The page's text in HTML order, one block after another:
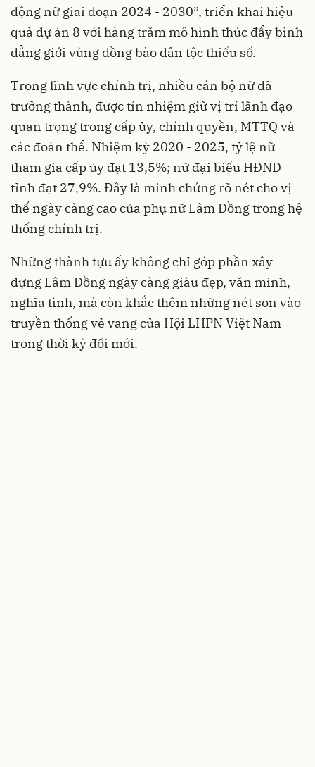
động nữ giai đoạn 2024 - 2030”, triển khai hiệu
quả dự án 8 với hàng trăm mô hình thúc đẩy bình
đẳng giới vùng đồng bào dân tộc thiểu số.
Trong lĩnh vực chính trị, nhiều cán bộ nữ đã
trưởng thành, được tín nhiệm giữ vị trí lãnh đạo
quan trọng trong cấp ủy, chính quyền, MTTQ và
các đoàn thể. Nhiệm kỳ 2020 - 2025, tỷ lệ nữ
tham gia cấp ủy đạt 13,5%; nữ đại biểu HĐND
tỉnh đạt 27,9%. Đây là minh chứng rõ nét cho vị
thế ngày càng cao của phụ nữ Lâm Đồng trong hệ
thống chính trị.
Những thành tựu ấy không chỉ góp phần xây
dựng Lâm Đồng ngày càng giàu đẹp, văn minh,
nghĩa tình, mà còn khắc thêm những nét son vào
truyền thống vẻ vang của Hội LHPN Việt Nam
trong thời kỳ đổi mới.